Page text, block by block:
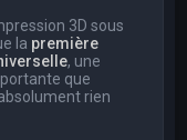
3D sous
la première
, une
que
rien